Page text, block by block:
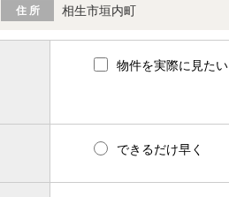
住 所 相生市垣内町
物件を実際に見たい
できるだけ早く